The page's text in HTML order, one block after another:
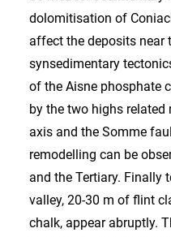
dolomitisation of
affect the deposits near
synsedimentary
of the Aisne phosphate
by the two highs related
axis and the Somme
remodelling can be
and the Tertiary. Finally
valley, 20-30 m of flint
chalk, appear abruptly.